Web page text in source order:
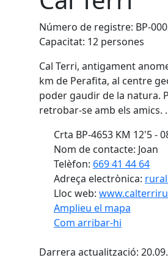
Número de registre: BP-
Capacitat: 12 persones
Cal Terri, antigament
km de Perafita, al centre
poder gaudir de la natura.
retrobar-se amb els amics. .
Crta BP-4653 KM 12'5 -
Nom de contacte: Joan
Telèfon: 669 41 44 64
Adreça electrònica:
Lloc web:
Amplieu el mapa
Com arribar-hi
+
Darrera actualització: